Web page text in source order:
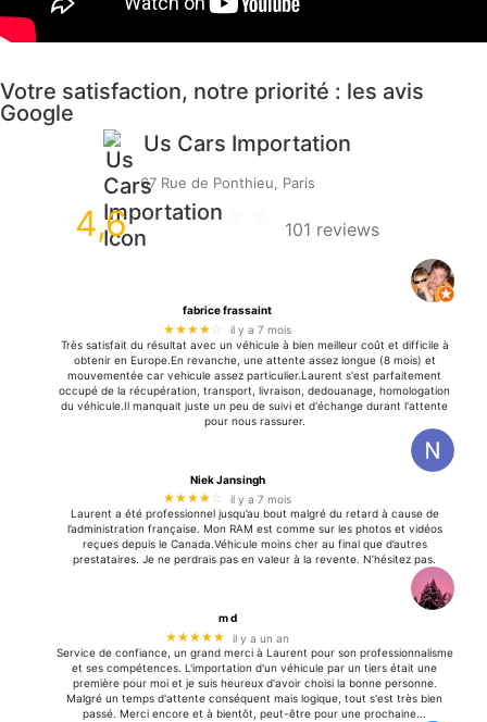
Votre satisfaction, notre priorité : les avis
Google
Us Cars Importation
67 Rue de Ponthieu, Paris
4,6 101 reviews
fabrice frassaint
★★★★ ☆
il y a 7 mois
Très satisfait du résultat avec un véhicule à bien meilleur coût et difficile à
obtenir en Europe.En revanche, une attente assez longue (8 mois) et
mouvementée car vehicule assez particulier.Laurent s'est parfaitement
occupé de la récupération, transport, livraison, dedouanage, homologation
du véhicule.Il manquait juste un peu de suivi et d'échange durant l'attente
pour nous rassurer.
Niek Jansingh
★★★★ ☆
il y a 7 mois
Laurent a été professionnel jusqu’au bout malgré du retard à cause de
l’administration française. Mon RAM est comme sur les photos et vidéos
reçues depuis le Canada.Véhicule moins cher au final que d’autres
prestataires. Je ne perdrais pas en valeur à la revente. N’hésitez pas.
m d
★★★★★
il y a un an
Service de confiance, un grand merci à Laurent pour son professionnalisme
et ses compétences. L'importation d'un véhicule par un tiers était une
première pour moi et je suis heureux d'avoir choisi la bonne personne.
Malgré un temps d'attente conséquent mais logique, tout s'est très bien
passé. Merci encore et à bientôt, peut-être pour une prochaine...